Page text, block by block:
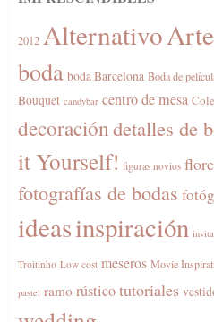
2012 Alternativo
boda boda Barcelona Boda de
Bouquet candybar centro de mesa
decoracióndetalles de
it Yourself! figuras novios
fotografías de bodas
ideasinspiración
Troitinho Low cost meseros Movie
pastel ramo rústicotutoriales